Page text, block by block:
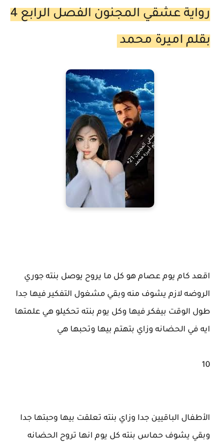
رواية عشقي المجنون الفصل الرابع 4
بقلم اميرة محمد
اقعد كام يوم عصام هو كل ما يروح يوصل بنته جوري
الروضه لازم يشوف منه وبقي مشغول التفكير فيها جدا
طول الوقت بيفكر فيها وكل يوم بنته تحكيلو هي علمتها
ايه في الحضانه وزاي بتهتم بيها وتحبها هي
10
الأطفال الباقيين جدا وزاي بنته تعلقت بيها وحبتها جدا
وبقي يشوف حماس بنته كل يوم انها تروح الحضانه